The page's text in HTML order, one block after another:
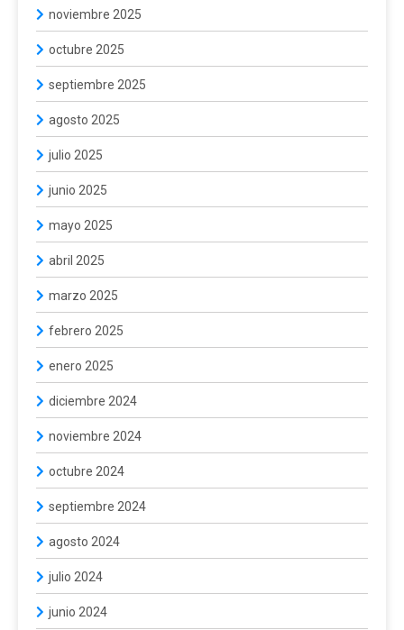
noviembre 2025
octubre 2025
septiembre 2025
agosto 2025
julio 2025
junio 2025
mayo 2025
abril 2025
marzo 2025
febrero 2025
enero 2025
diciembre 2024
noviembre 2024
octubre 2024
septiembre 2024
agosto 2024
julio 2024
junio 2024